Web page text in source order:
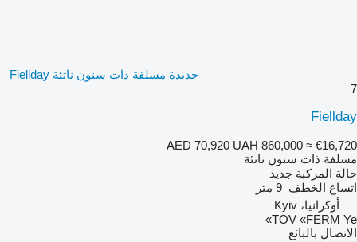
جديدة مسلفة ذات سنون ناتئة Fiellday
7
Fiellday
AED 70,920 UAH 860,000 ≈ €16,720
مسلفة ذات سنون ناتئة
حالة المركبة جديد
اتساع الخطف 9 متر
أوكرانيا، Kyiv
TOV «FERM Ye»
الاتصال بالبائع